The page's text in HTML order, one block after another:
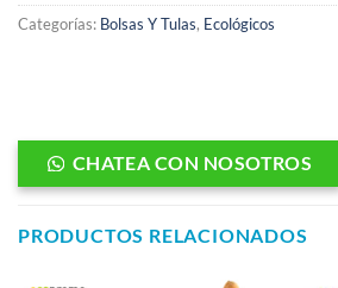
Categorías: Bolsas Y Tulas, Ecológicos
CHATEA CON NOSOTROS
PRODUCTOS RELACIONADOS